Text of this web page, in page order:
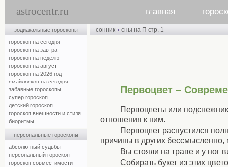
astrocentr.ru главная
зодиакальные гороскопы
гороскоп на сегодня
гороскоп на завтра
гороскоп на неделю
гороскоп на август
гороскоп на 2026 год
смайлоскоп на сегодня
забавные гороскопы
супер гороскоп
детский гороскоп
гороскоп внешности и стиля
биоритмы
персональные гороскопы
абсолютный судьбы
персональный гороскоп
гороскоп совместимости
сонник › сны на П стр. 1
Первоцвет –
Первоцветы или
отношения к ним.
Первоцвет распустился
причины в других
Вы стояли на траве и у ног
Собирать букет из этих